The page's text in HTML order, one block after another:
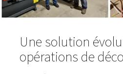
Après l’installation d’un
Alimentation en gaz
attendant les livraisons.